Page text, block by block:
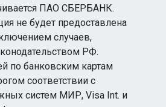
ПАО СБЕРБАНК.
не будет предоставлена
случаев,
РФ.
по банковским картам
соответствии с
систем МИР, Visa Int. и